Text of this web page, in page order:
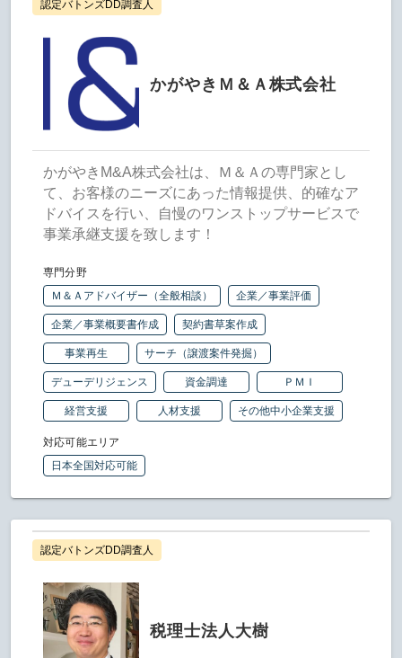
認定バトンズDD調査人
かがやきＭ＆Ａ株式会社
かがやきM&A株式会社は、Ｍ＆Ａの専門家とし
て、お客様のニーズにあった情報提供、的確なア
ドバイスを行い、自慢のワンストップサービスで
事業承継支援を致します！
専門分野
Ｍ＆Ａアドバイザー（全般相談）
企業／事業評価
企業／事業概要書作成 契約書草案作成
事業再生 サーチ（譲渡案件発掘）
デューデリジェンス 資金調達 ＰＭＩ
経営支援 人材支援 その他中小企業支援
対応可能エリア
日本全国対応可能
認定バトンズDD調査人
税理士法人大樹